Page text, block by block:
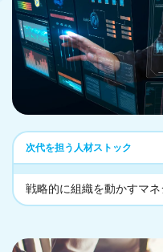
次代を担う人材ストック
戦略的に組織を動かすマネ